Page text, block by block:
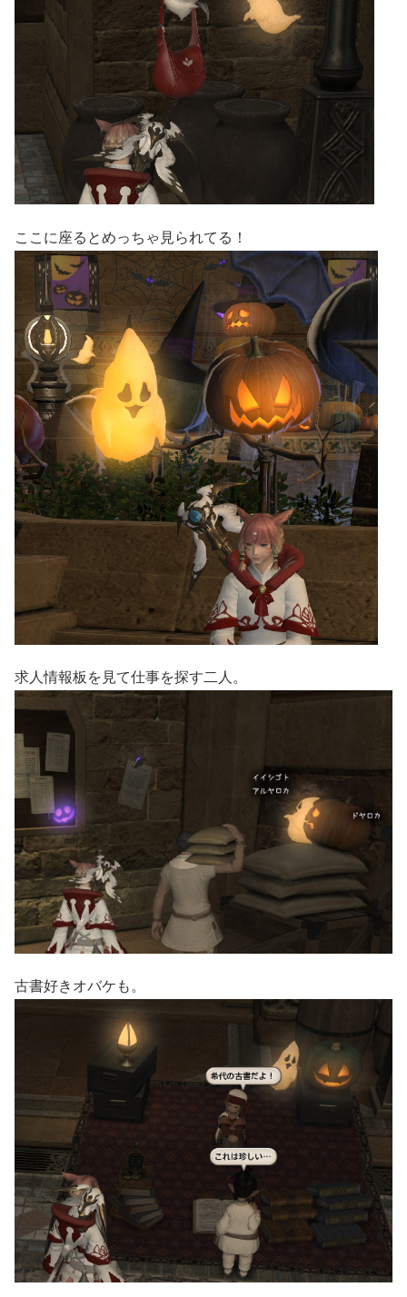
ここに座るとめっちゃ見られてる！
求人情報板を見て仕事を探す二人。
古書好きオバケも。